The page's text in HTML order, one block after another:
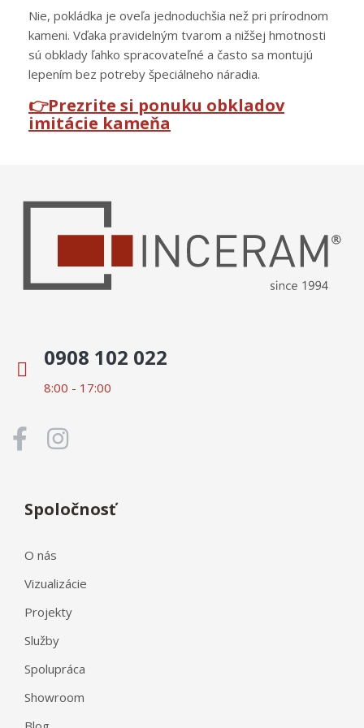
Nie, pokládka je oveľa jednoduchšia než pri prírodnom
kameni. Vďaka pravidelným tvarom a nižšej hmotnosti
sú obklady ľahko spracovateľné a často sa montujú
lepením bez potreby špeciálneho náradia.
👉Prezrite si ponuku obkladov
imitácie kameňa
0908 102 022
8:00 - 17:00
Spoločnosť
O nás
Vizualizácie
Projekty
Služby
Spolupráca
Showroom